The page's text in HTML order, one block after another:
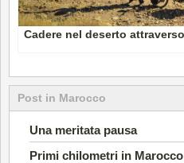
Cadere nel deserto
Post in Marocco
Una meritata pausa
Primi chilometri in Marocco